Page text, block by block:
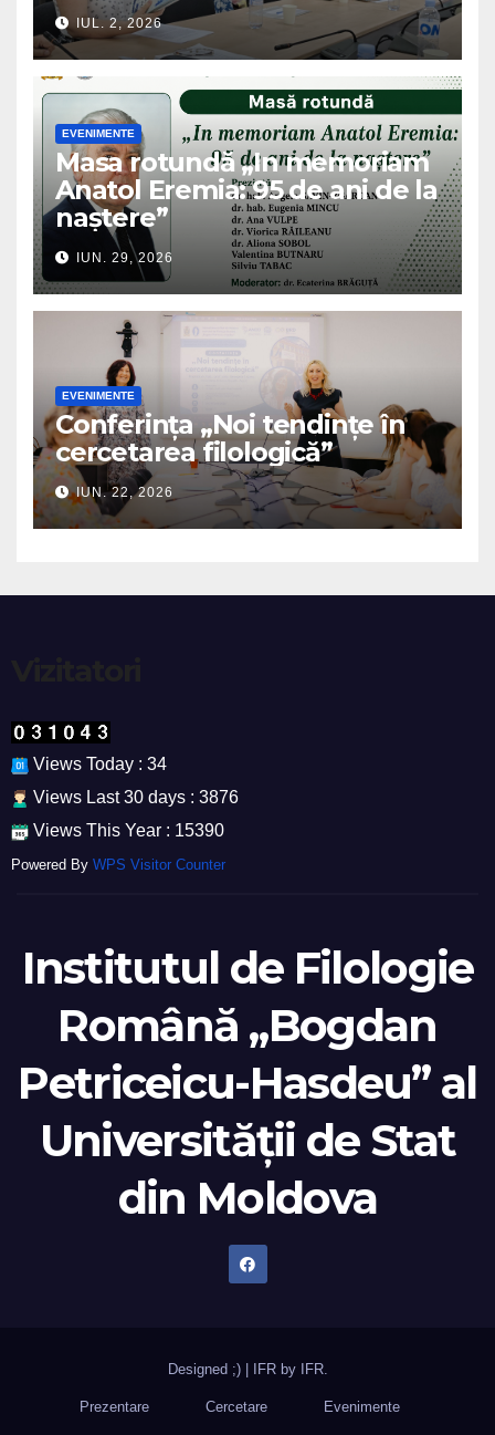
IUL. 2, 2026
EVENIMENTE
Masa rotundă „In memoriam
Anatol Eremia: 95 de ani de la
naștere”
IUN. 29, 2026
EVENIMENTE
Conferința „Noi tendințe în
cercetarea filologică”
IUN. 22, 2026
Views Today : 34
Views Last 30 days : 3876
Views This Year : 15390
Powered By WPS Visitor Counter
Institutul de Filologie
Română „Bogdan
Petriceicu-Hasdeu” al
Universității de Stat
din Moldova
Designed ;) IFR by IFR.
Prezentare Cercetare Evenimente